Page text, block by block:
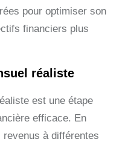
pour optimiser son
financiers plus
réaliste
est une étape
efficace. En
à différentes